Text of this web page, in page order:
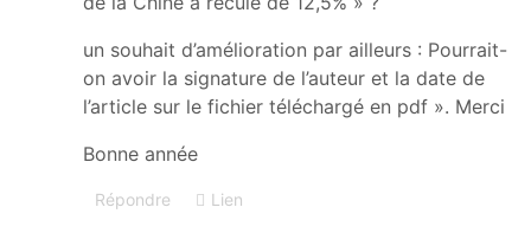
un souhait d’amélioration par ailleurs : Pourrait-
on avoir la signature de l’auteur et la date de
l’article sur le fichier téléchargé en pdf ». Merci
Bonne année
Répondre Lien